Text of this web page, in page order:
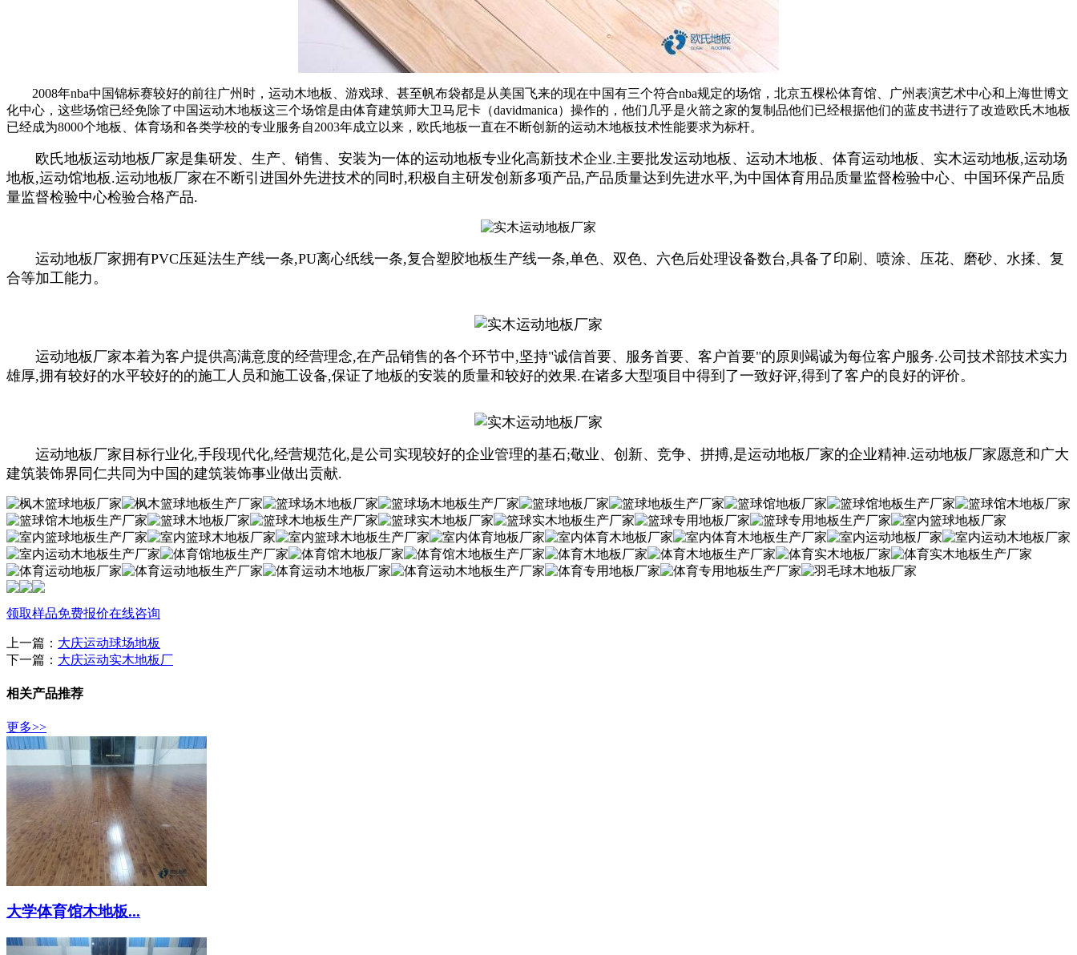
2008年nba中国锦标赛较好的前往广州时，运动木地板、游戏球、甚至帆布袋都是从美国飞来的现在中国有三个符合nba规定的场馆，北京五棵松体育馆、广州表演艺术中心和上海世博文
化中心，这些场馆已经免除了中国运动木地板这三个场馆是由体育建筑师大卫马尼卡（davidmanica）操作的，他们几乎是火箭之家的复制品他们已经根据他们的蓝皮书进行了改造欧氏木地板
已经成为8000个地板、体育场和各类学校的专业服务自2003年成立以来，欧氏地板一直在不断创新的运动木地板技术性能要求为标杆。
欧氏地板运动地板厂家是集研发、生产、销售、安装为一体的运动地板专业化高新技术企业.主要批发运动地板、运动木地板、体育运动地板、实木运动地板,运动场
地板,运动馆地板.运动地板厂家在不断引进国外先进技术的同时,积极自主研发创新多项产品,产品质量达到先进水平,为中国体育用品质量监督检验中心、中国环保产品质
量监督检验中心检验合格产品.
运动地板厂家拥有PVC压延法生产线一条,PU离心纸线一条,复合塑胶地板生产线一条,单色、双色、六色后处理设备数台,具备了印刷、喷涂、压花、磨砂、水揉、复
合等加工能力。
运动地板厂家本着为客户提供高满意度的经营理念,在产品销售的各个环节中,坚持"诚信首要、服务首要、客户首要"的原则竭诚为每位客户服务.公司技术部技术实力
雄厚,拥有较好的水平较好的的施工人员和施工设备,保证了地板的安装的质量和较好的效果.在诸多大型项目中得到了一致好评,得到了客户的良好的评价。
运动地板厂家目标行业化,手段现代化,经营规范化,是公司实现较好的企业管理的基石;敬业、创新、竞争、拼搏,是运动地板厂家的企业精神.运动地板厂家愿意和广大
建筑装饰界同仁共同为中国的建筑装饰事业做出贡献.
领取样品免费报价在线咨询
上一篇： 大庆运动球场地板
下一篇： 大庆运动实木地板厂
相关产品推荐
更多>>
大学体育馆木地板...